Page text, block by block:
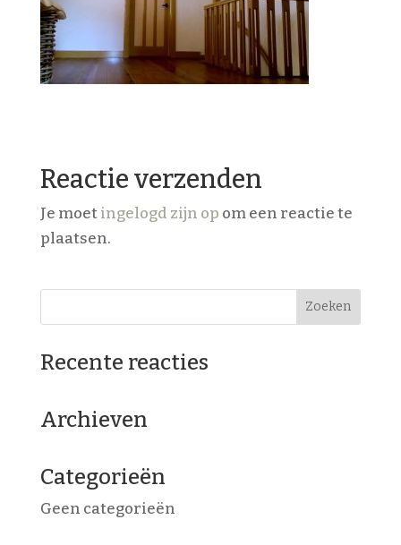
Reactie verzenden
Je moetingelogd zijn op om een reactie te
plaatsen.
Recente reacties
Archieven
Categorieën
Geen categorieën